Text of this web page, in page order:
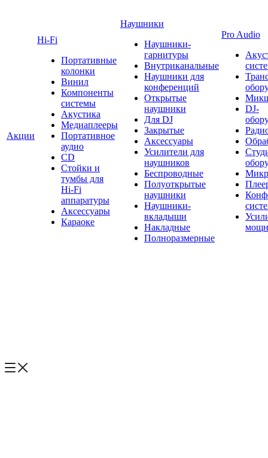
Акции
Hi-Fi
Портативные
колонки
Винил
Компоненты
системы
Акустика
Медиаплееры
Портативное
аудио
CD
Стойки и
тумбы для
Hi-Fi
аппаратуры
Аксессуары
Караоке
Наушники
Наушники-
гарнитуры
Внутриканальные
Наушники для
конференций
Открытые
наушники
Для DJ
Закрытые
Аксессуары
Усилители для
наушников
Беспроводные
Полуоткрытые
наушники
Наушники-
вкладыши
Накладные
Полноразмерные
Pro Audio
DJ-